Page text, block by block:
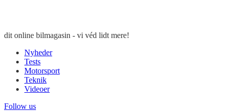
dit online bilmagasin - vi véd lidt mere!
Nyheder
Tests
Motorsport
Teknik
Videoer
Follow us